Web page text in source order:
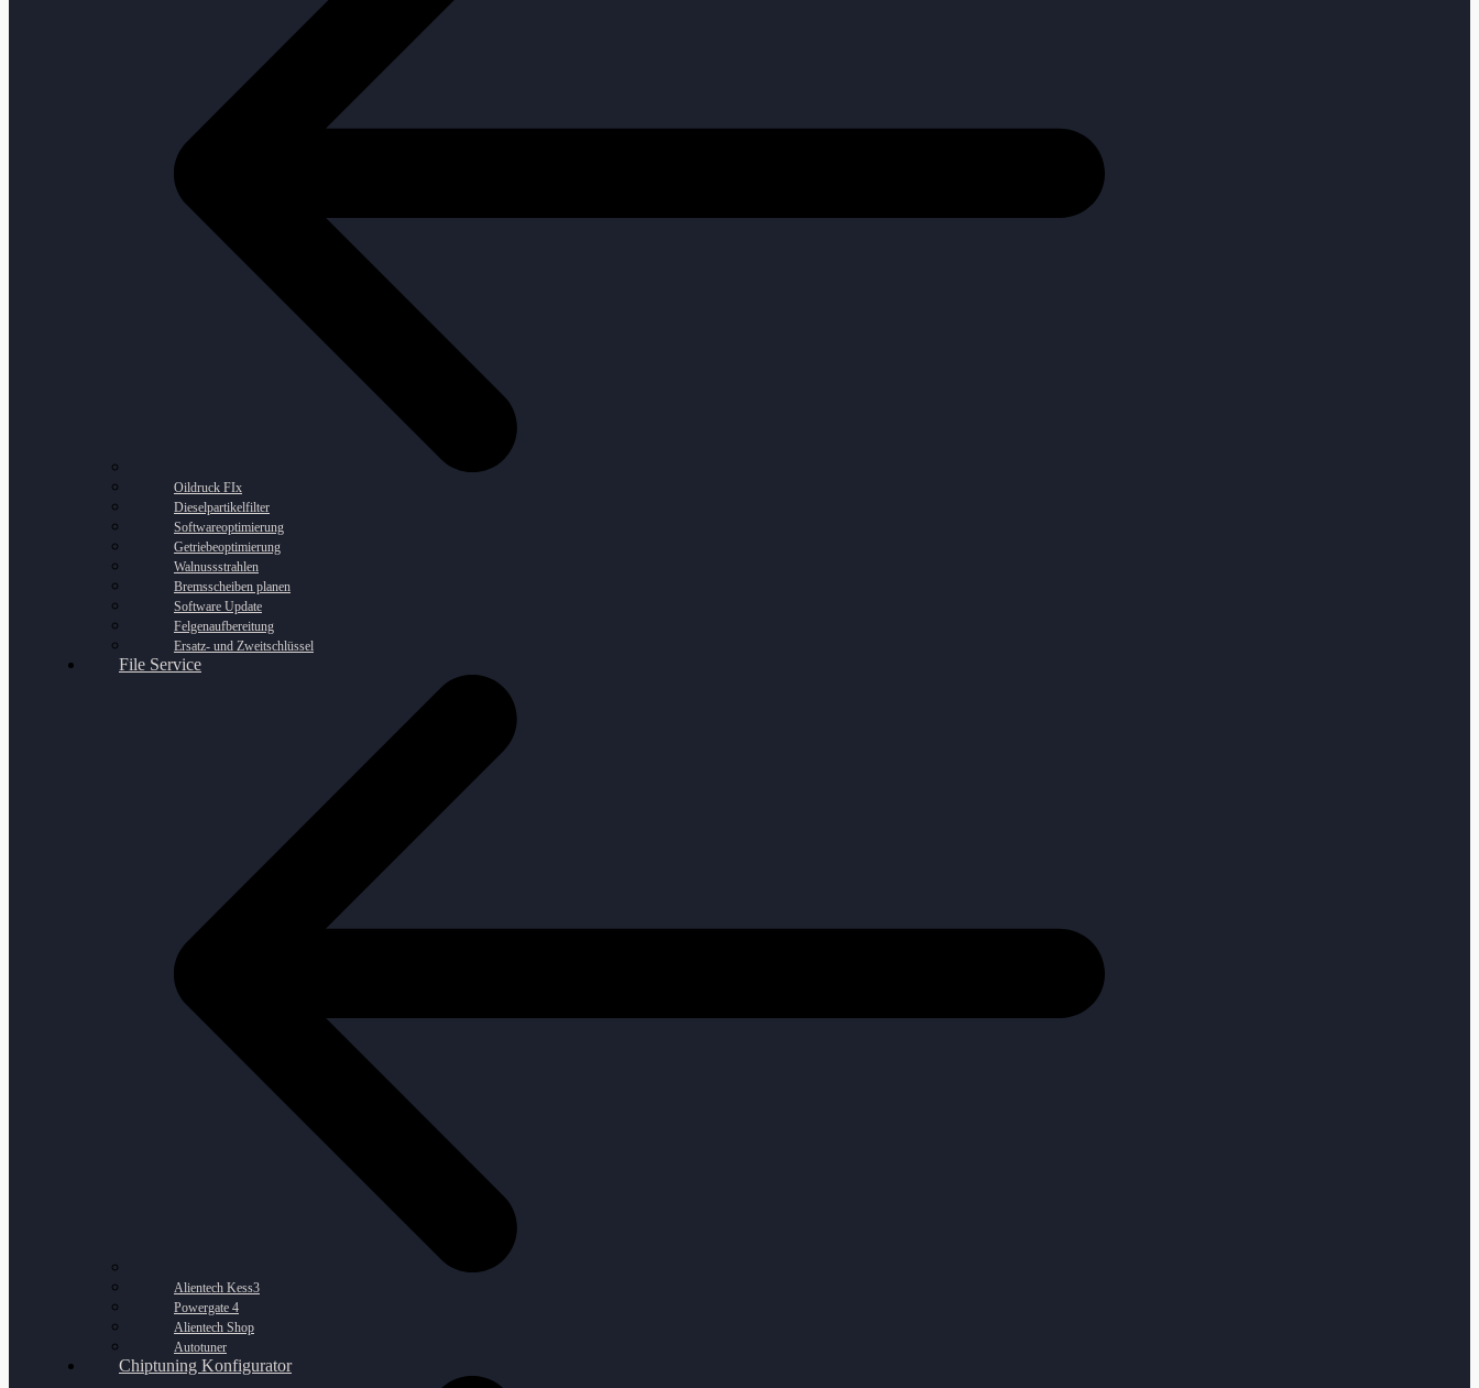
Oildruck FIx
Dieselpartikelfilter
Softwareoptimierung
Getriebeoptimierung
Walnussstrahlen
Bremsscheiben planen
Software Update
Felgenaufbereitung
Ersatz- und Zweitschlüssel
File Service
Alientech Kess3
Powergate 4
Alientech Shop
Autotuner
Chiptuning Konfigurator